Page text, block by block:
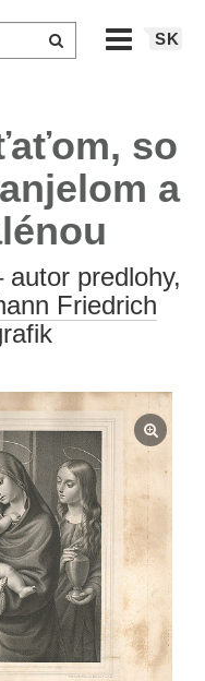
SK
so
a
predlohy,
Friedrich